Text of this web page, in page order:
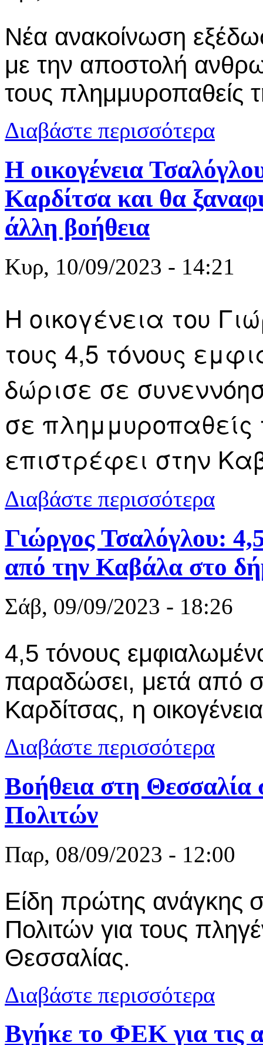
Νέα ανακοίνωση
με την αποστολή
τους πλημμυροπαθείς
Διαβάστε περισσότερα
Η οικογένεια
Καρδίτσα και θα
άλλη βοήθεια
Κυρ, 10/09/2023 - 14:21
Η οικογένεια του
τους 4,5 τόνους
δώρισε σε
σε
επιστρέφει στην
Διαβάστε περισσότερα
Γιώργος Τσαλόγλου:
από την Καβάλα στο
Σάβ, 09/09/2023 - 18:26
4,5 τόνους
παραδώσει, μετά από
Καρδίτσας, η
Διαβάστε περισσότερα
Βοήθεια στη Θεσσαλία
Πολιτών
Παρ, 08/09/2023 - 12:00
Είδη πρώτης ανάγκης
Πολιτών για τους
Θεσσαλίας.
Διαβάστε περισσότερα
Βγήκε το ΦΕΚ για τις